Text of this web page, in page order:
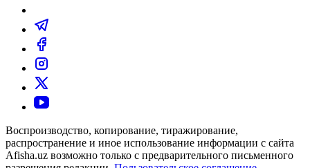
Воспроизводство, копирование, тиражирование,
распространение и иное использование информации с сайта
Afisha.uz возможно только с предварительного письменного